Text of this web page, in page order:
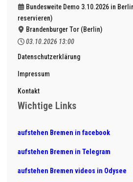
Bundesweite Demo 3.10.2026 in
reservieren)
Brandenburger Tor (Berlin)
03.10.2026 13:00
Datenschutzerklärung
Impressum
Kontakt
Wichtige Links
aufstehen Bremen in facebook
aufstehen Bremen in Telegram
aufstehen Bremen videos in Odysee